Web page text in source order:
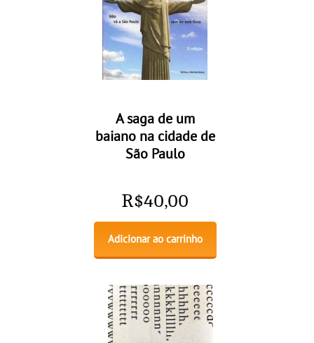
A saga de um
baiano na cidade de
São Paulo
R$40,00
Adicionar ao carrinho